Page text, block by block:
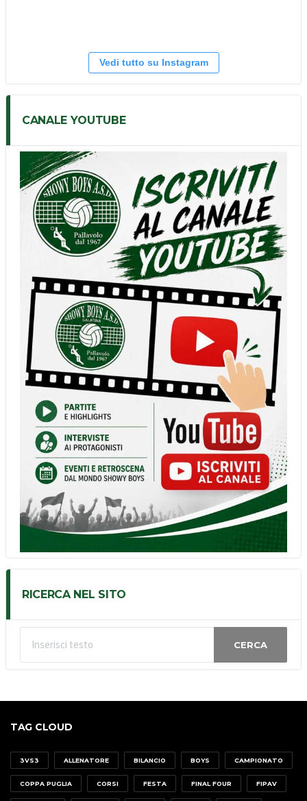
Vedi tutto su Instagram
CANALE YOUTUBE
RICERCA NEL SITO
CERCA
TAG CLOUD
3VS3 ALLENATORE BILANCIO BOYS CAMPIONATO
COPPA PUGLIA CORSI FESTA FINAL FOUR FIPAV